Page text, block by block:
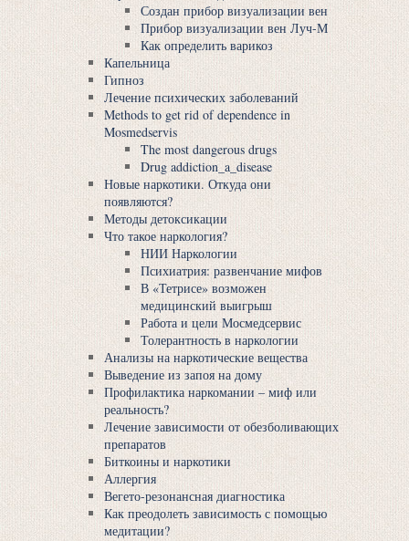
Создан прибор визуализации вен
Прибор визуализации вен Луч-М
Как определить варикоз
Капельница
Гипноз
Лечение психических заболеваний
Methods to get rid of dependence in
Mosmedservis
The most dangerous drugs
Drug addiction_a_disease
Новые наркотики. Откуда они
появляются?
Методы детоксикации
Что такое наркология?
НИИ Наркологии
Психиатрия: развенчание мифов
В «Тетрисе» возможен
медицинский выигрыш
Работа и цели Мосмедсервис
Толерантность в наркологии
Анализы на наркотические вещества
Выведение из запоя на дому
Профилактика наркомании – миф или
реальность?
Лечение зависимости от обезболивающих
препаратов
Биткоины и наркотики
Аллергия
Вегето-резонансная диагностика
Как преодолеть зависимость с помощью
медитации?